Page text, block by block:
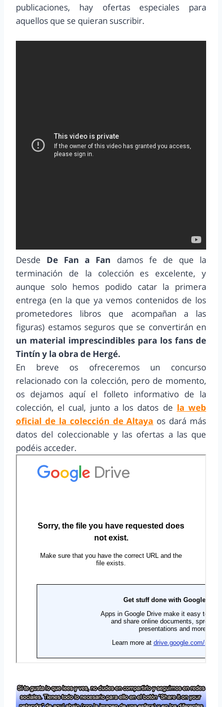
publicaciones, hay ofertas especiales para
aquellos que se quieran suscribir.
Desde De Fan a Fan damos fe de que la
terminación de la colección es excelente, y
aunque solo hemos podido catar la primera
entrega (en la que ya vemos contenidos de los
prometedores libros que acompañan a las
figuras) estamos seguros que se convertirán en
un material imprescindibles para los fans de
Tintín y la obra de Hergé.
En breve os ofreceremos un concurso
relacionado con la colección, pero de momento,
os dejamos aquí el folleto informativo de la
colección, el cual, junto a los datos de la web
oficial de la colección de Altaya os dará más
datos del coleccionable y las ofertas a las que
podéis acceder.